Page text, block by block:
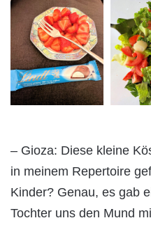
– Gioza: Diese kleine
in meinem Repertoire
Kinder? Genau, es gab
Tochter uns den Mund